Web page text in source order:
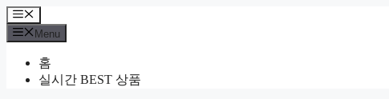
Skip
to
content
Menu
Menu
홈
실시간 BEST 상품